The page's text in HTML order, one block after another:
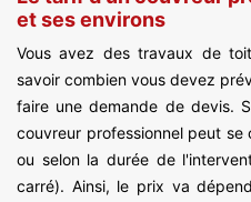
et ses environs
Vous avez des travaux de
savoir combien vous devez
faire une demande de devis.
couvreur professionnel peut
ou selon la durée de
carré). Ainsi, le prix va